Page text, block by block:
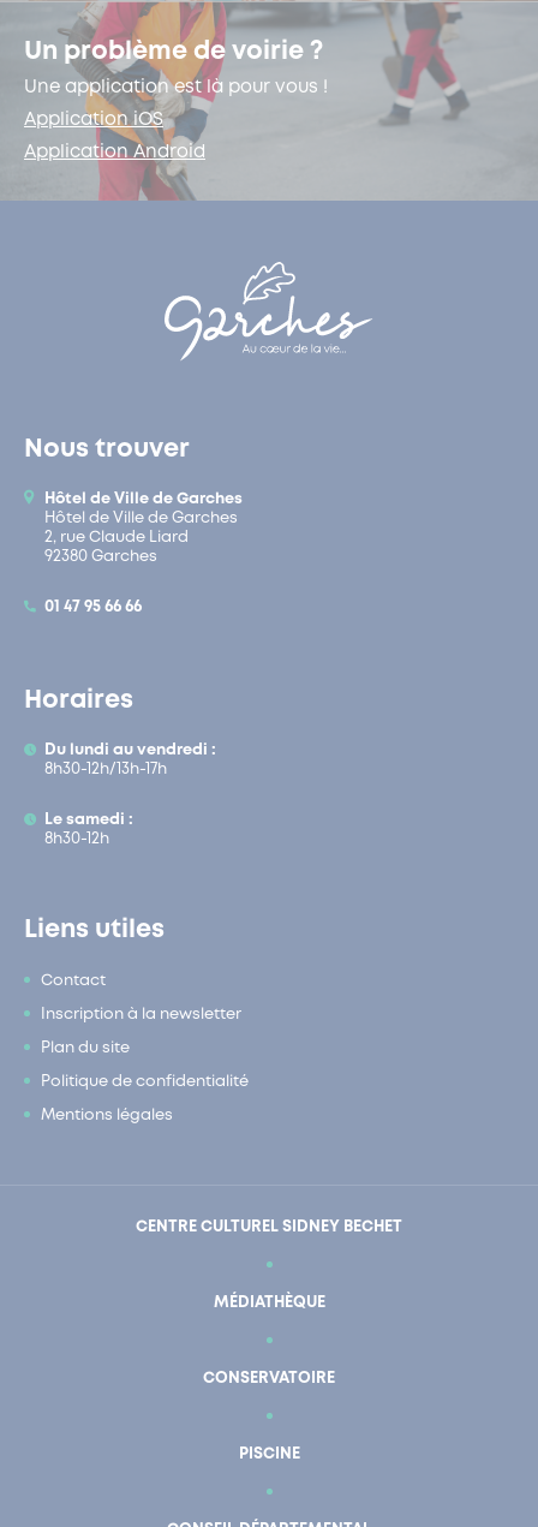
Un problème de voirie ?
Une application est là pour vous !
Application iOS
Application Android
Nous trouver
Hôtel de Ville de Garches
Hôtel de Ville de Garches
2, rue Claude Liard
92380 Garches
01 47 95 66 66
Horaires
Du lundi au vendredi :
8h30-12h/13h-17h
Le samedi :
8h30-12h
Liens utiles
Contact
Inscription à la newsletter
Plan du site
Politique de confidentialité
Mentions légales
CENTRE CULTUREL SIDNEY BECHET
MÉDIATHÈQUE
CONSERVATOIRE
PISCINE